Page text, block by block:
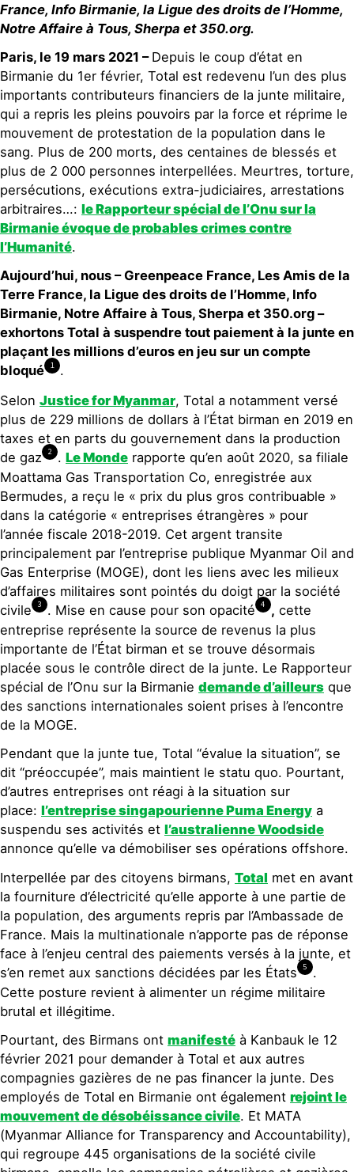
France, Info Birmanie, la Ligue des droits de l’Homme,
Notre Affaire à Tous, Sherpa et 350.org.
Paris, le 19 mars 2021 – Depuis le coup d’état en
Birmanie du 1er février, Total est redevenu l’un des plus
importants contributeurs financiers de la junte militaire,
qui a repris les pleins pouvoirs par la force et réprime le
mouvement de protestation de la population dans le
sang. Plus de 200 morts, des centaines de blessés et
plus de 2 000 personnes interpellées. Meurtres, torture,
persécutions, exécutions extra-judiciaires, arrestations
arbitraires…: le Rapporteur spécial de l’Onu sur la
Birmanie évoque de probables crimes contre
l’Humanité.
Aujourd’hui, nous – Greenpeace France, Les Amis de la
Terre France, la Ligue des droits de l’Homme, Info
Birmanie, Notre Affaire à Tous, Sherpa et 350.org –
exhortons Total à suspendre tout paiement à la junte en
plaçant les millions d’euros en jeu sur un compte
bloqué
1
.
Selon Justice for Myanmar, Total a notamment versé
plus de 229 millions de dollars à l’État birman en 2019 en
taxes et en parts du gouvernement dans la production
de gaz
2 . Le Monde rapporte qu’en août 2020, sa filiale
Moattama Gas Transportation Co, enregistrée aux
Bermudes, a reçu le « prix du plus gros contribuable »
dans la catégorie « entreprises étrangères » pour
l’année fiscale 2018-2019. Cet argent transite
principalement par l’entreprise publique Myanmar Oil and
Gas Enterprise (MOGE), dont les liens avec les milieux
d’affaires militaires sont pointés du doigt par la société
civile
3 . Mise en cause pour son opacité 4 , cette
entreprise représente la source de revenus la plus
importante de l’État birman et se trouve désormais
placée sous le contrôle direct de la junte. Le Rapporteur
spécial de l’Onu sur la Birmanie demande d’ailleurs que
des sanctions internationales soient prises à l’encontre
de la MOGE.
Pendant que la junte tue, Total “évalue la situation”, se
dit “préoccupée”, mais maintient le statu quo. Pourtant,
d’autres entreprises ont réagi à la situation sur
place: l’entreprise singapourienne Puma Energy a
suspendu ses activités et l’australienne Woodside
annonce qu’elle va démobiliser ses opérations offshore.
Interpellée par des citoyens birmans, Total met en avant
la fourniture d’électricité qu’elle apporte à une partie de
la population, des arguments repris par l’Ambassade de
France. Mais la multinationale n’apporte pas de réponse
face à l’enjeu central des paiements versés à la junte, et
s’en remet aux sanctions décidées par les États
5
.
Cette posture revient à alimenter un régime militaire
brutal et illégitime.
Pourtant, des Birmans ont manifesté à Kanbauk le 12
février 2021 pour demander à Total et aux autres
compagnies gazières de ne pas financer la junte. Des
employés de Total en Birmanie ont également rejoint le
mouvement de désobéissance civile. Et MATA
(Myanmar Alliance for Transparency and Accountability),
qui regroupe 445 organisations de la société civile